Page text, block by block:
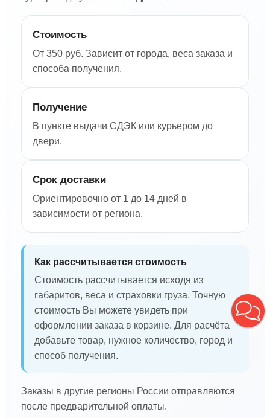
Стоимость
От 350 руб. Зависит от города, веса заказа и
способа получения.
Получение
В пункте выдачи СДЭК или курьером до
двери.
Срок доставки
Ориентировочно от 1 до 14 дней в
зависимости от региона.
Как рассчитывается стоимость
Стоимость рассчитывается исходя из
габаритов, веса и страховки груза. Точную
стоимость Вы можете увидеть при
оформлении заказа в корзине. Для расчёта
добавьте товар, нужное количество, город и
способ получения.
Заказы в другие регионы России отправляются
после предварительной оплаты.